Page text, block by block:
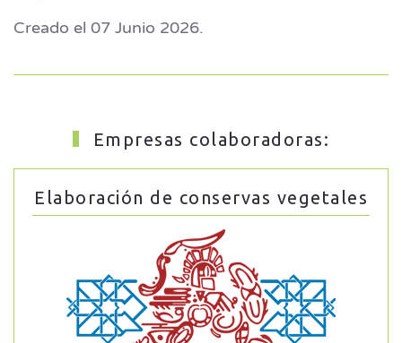
Creado el 07 Junio 2026.
Empresas colaboradoras:
Elaboración de conservas vegetales